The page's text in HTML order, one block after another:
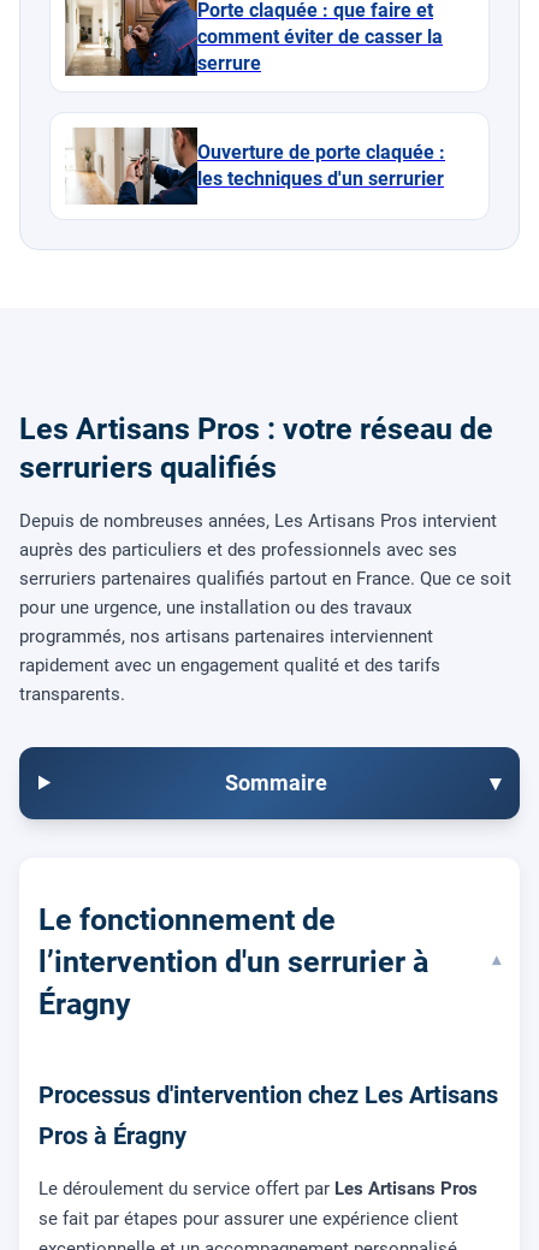
Porte claquée : que faire et
comment éviter de casser la
serrure
Ouverture de porte claquée :
les techniques d'un serrurier
Les Artisans Pros : votre réseau de
serruriers qualifiés
Depuis de nombreuses années, Les Artisans Pros intervient
auprès des particuliers et des professionnels avec ses
serruriers partenaires qualifiés partout en France. Que ce soit
pour une urgence, une installation ou des travaux
programmés, nos artisans partenaires interviennent
rapidement avec un engagement qualité et des tarifs
transparents.
Sommaire ▾
Le fonctionnement de
l’intervention d'un serrurier à
Éragny
▾
Processus d'intervention chez Les Artisans
Pros à Éragny
Le déroulement du service offert par Les Artisans Pros
se fait par étapes pour assurer une expérience client